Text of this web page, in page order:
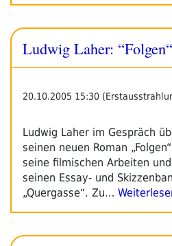
Ludwig Laher: “Folgen“
20.10.2005 15:30
Ludwig Laher im Gespräch
seinen neuen Roman
seine filmischen Arbeiten und
seinen Essay- und
„Quergasse“. Zu…